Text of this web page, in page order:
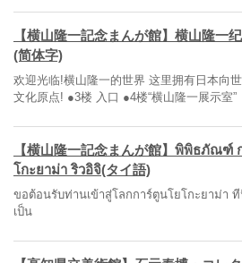
【横山隆一記念まんが館】横山隆一
(简体字)
欢迎光临!横山隆一的世界 这里拥有日本向
文化原点! ●3楼 入口 ●4楼“横山隆一展示室”
【横山隆一記念まんが館】พิพิธภัณฑ์
โกะยาม่า ริวอิจิ(タイ語)
ขอต้อนรับท่านเข้าสู่โลกการ์ตูนโยโกะยาม่า
เป็น